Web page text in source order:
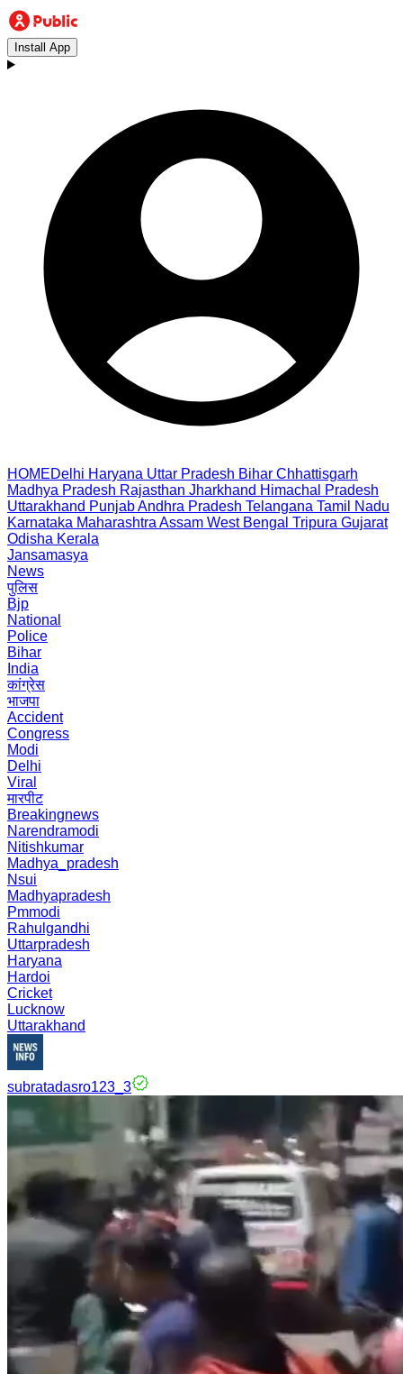
Install App
HOMEDelhi Haryana Uttar Pradesh Bihar Chhattisgarh
Madhya Pradesh Rajasthan Jharkhand Himachal Pradesh
Uttarakhand PunjabAndhra Pradesh Telangana Tamil Nadu
Karnataka Maharashtra Assam West Bengal Tripura Gujarat
Odisha Kerala
Jansamasya
News
पुलिस
Bjp
National
Police
Bihar
India
कांग्रेस
भाजपा
Accident
Congress
Modi
Delhi
Viral
मारपीट
Breakingnews
Narendramodi
Nitishkumar
Madhya_pradesh
Nsui
Madhyapradesh
Pmmodi
Rahulgandhi
Uttarpradesh
Haryana
Hardoi
Cricket
Lucknow
Uttarakhand
subratadasro123_3